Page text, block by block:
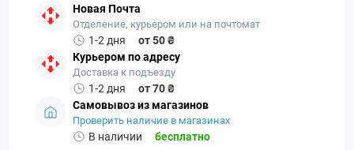
Новая Почта
Отделение, курьером или на почтомат
1-2 дня
от 50 ₴
Курьером по адресу
Доставка к подъезду
1-2 дня
от 70 ₴
Самовывоз из магазинов
Проверить наличие в магазинах
В наличии бесплатно